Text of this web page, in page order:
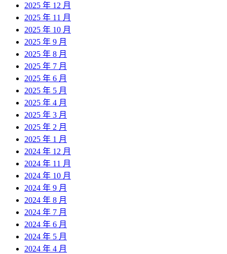
2025 年 12 月
2025 年 11 月
2025 年 10 月
2025 年 9 月
2025 年 8 月
2025 年 7 月
2025 年 6 月
2025 年 5 月
2025 年 4 月
2025 年 3 月
2025 年 2 月
2025 年 1 月
2024 年 12 月
2024 年 11 月
2024 年 10 月
2024 年 9 月
2024 年 8 月
2024 年 7 月
2024 年 6 月
2024 年 5 月
2024 年 4 月